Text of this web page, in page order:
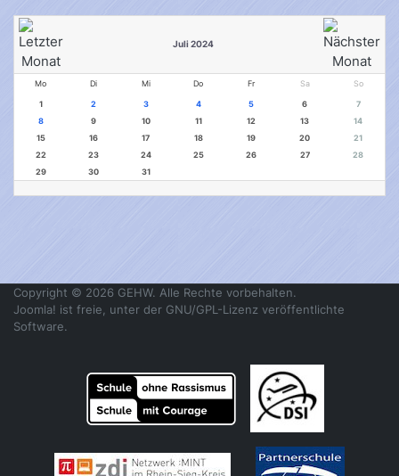
Juli 2024
Mo Di Mi Do Fr Sa So
1 2 3 4 5 6
7
8
9 10 11 12 13
14
15
16 17 18 19 20
21
22
23 24 25 26 27
28
29
30 31
Copyright © 2026 GEHW. Alle Rechte vorbehalten.
Joomla! ist freie, unter der GNU/GPL-Lizenz veröffentlichte
Software.